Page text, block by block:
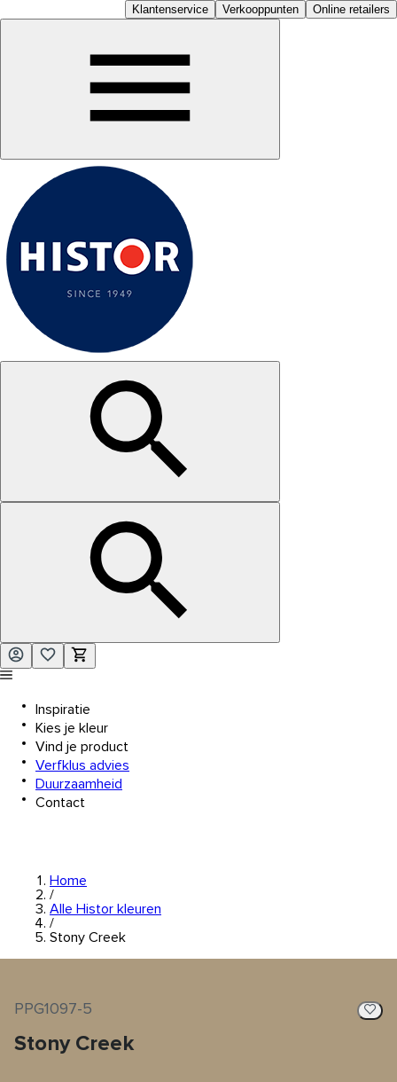
Klantenservice Verkooppunten Online retailers
Inspiratie
Kies je kleur
Vind je product
Verfklus advies
Duurzaamheid
Contact
Home
/
Alle Histor kleuren
/
Stony Creek
PPG1097-5
Stony Creek